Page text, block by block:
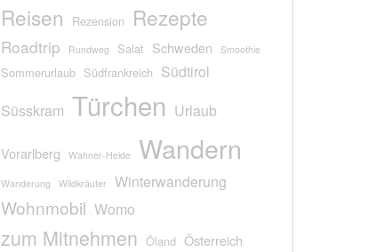
Reisen Rezension Rezepte
Roadtrip Rundweg Salat Schweden Smoothie
Sommerurlaub Südfrankreich Südtirol
Süsskram Türchen Urlaub
Vorarlberg Wahner-Heide Wandern
Wanderung Wildkräuter Winterwanderung
Wohnmobil Womo
zum Mitnehmen Öland Österreich